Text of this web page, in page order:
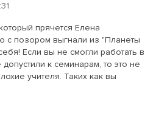
прячется Елена
с позором выгнали из "Планеты
Если вы не смогли работать в
к семинарам, то это не
учителя. Таких как вы